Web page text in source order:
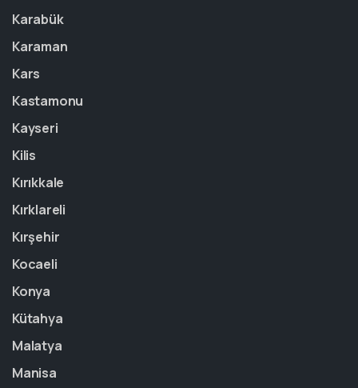
Karabük
Karaman
Kars
Kastamonu
Kayseri
Kilis
Kırıkkale
Kırklareli
Kırşehir
Kocaeli
Konya
Kütahya
Malatya
Manisa